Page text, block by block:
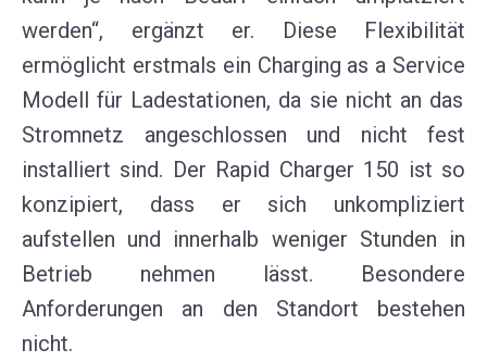
werden“, ergänzt er.
Diese Flexibilität
ermöglicht erstmals ein Charging as a Service
Modell für Ladestationen, da sie nicht an das
Stromnetz angeschlossen und nicht fest
installiert sind. Der Rapid Charger 150 ist so
konzipiert, dass er sich unkompliziert
aufstellen und innerhalb weniger Stunden in
Betrieb nehmen lässt. Besondere
Anforderungen an den Standort bestehen
nicht.